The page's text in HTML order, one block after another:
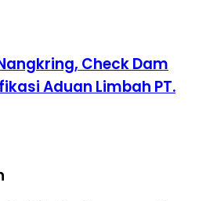
Check Dam
Aduan Limbah PT.